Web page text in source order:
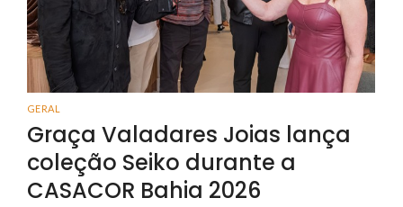
GERAL
Graça Valadares Joias lança
coleção Seiko durante a
CASACOR Bahia 2026